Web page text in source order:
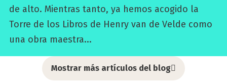
de alto. Mientras tanto, ya hemos acogido la
Torre de los Libros de Henry van de Velde como
una obra maestra...
Mostrar más artículos del blog